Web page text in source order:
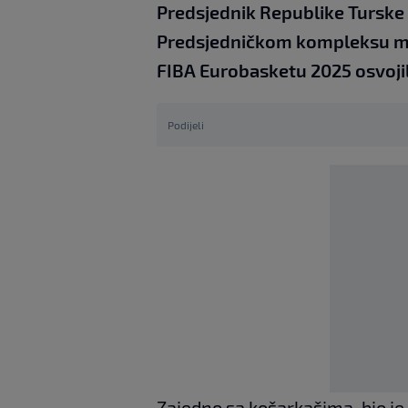
Predsjednik Republike
Predsjedničkom kompleksu
FIBA Eurobasketu 2025
Podijeli